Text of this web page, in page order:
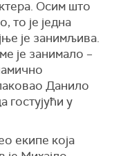
Осим што
то је једна
је занимљива.
је занимало –
Данило
гостујући у
екипе која